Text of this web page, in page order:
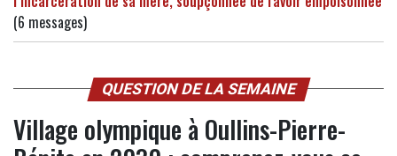
(6 messages)
QUESTION DE LA SEMAINE
Village olympique à Oullins-Pierre-